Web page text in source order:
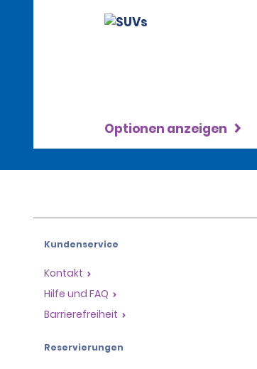
Optionen anzeigen
Kundenservice
Kontakt
Hilfe und FAQ
Barrierefreiheit
Reservierungen